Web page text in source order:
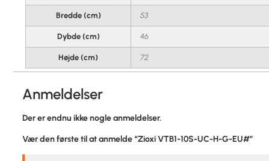
Bredde (cm) 53
Dybde (cm) 46
Højde (cm) 72
Anmeldelser
Der er endnu ikke nogle anmeldelser.
Vær den første til at anmelde “Zioxi VTB1-10S-UC-H-G-EU#”